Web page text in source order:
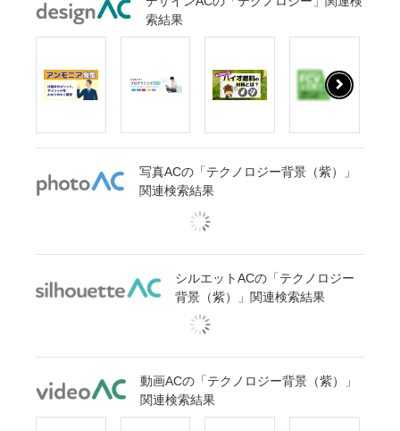
索結果
写真ACの「テクノロジー背景（紫）」
関連検索結果
シルエットACの「テクノロジー
背景（紫）」関連検索結果
動画ACの「テクノロジー背景（紫）」
関連検索結果